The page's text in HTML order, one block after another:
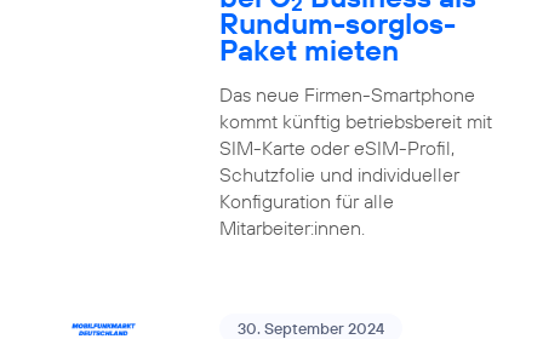
Rundum-sorglos-
Paket mieten
Das neue Firmen-Smartphone
kommt künftig betriebsbereit mit
SIM-Karte oder eSIM-Profil,
Schutzfolie und individueller
Konfiguration für alle
Mitarbeiter:innen.
30. September 2024